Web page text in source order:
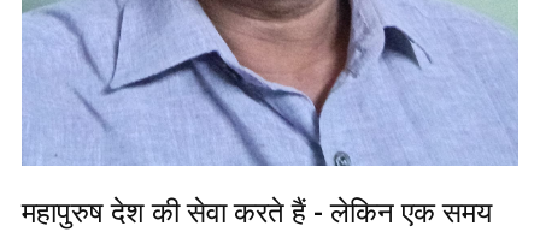
महापुरुष देश की सेवा करते हैं - लेकिन एक समय